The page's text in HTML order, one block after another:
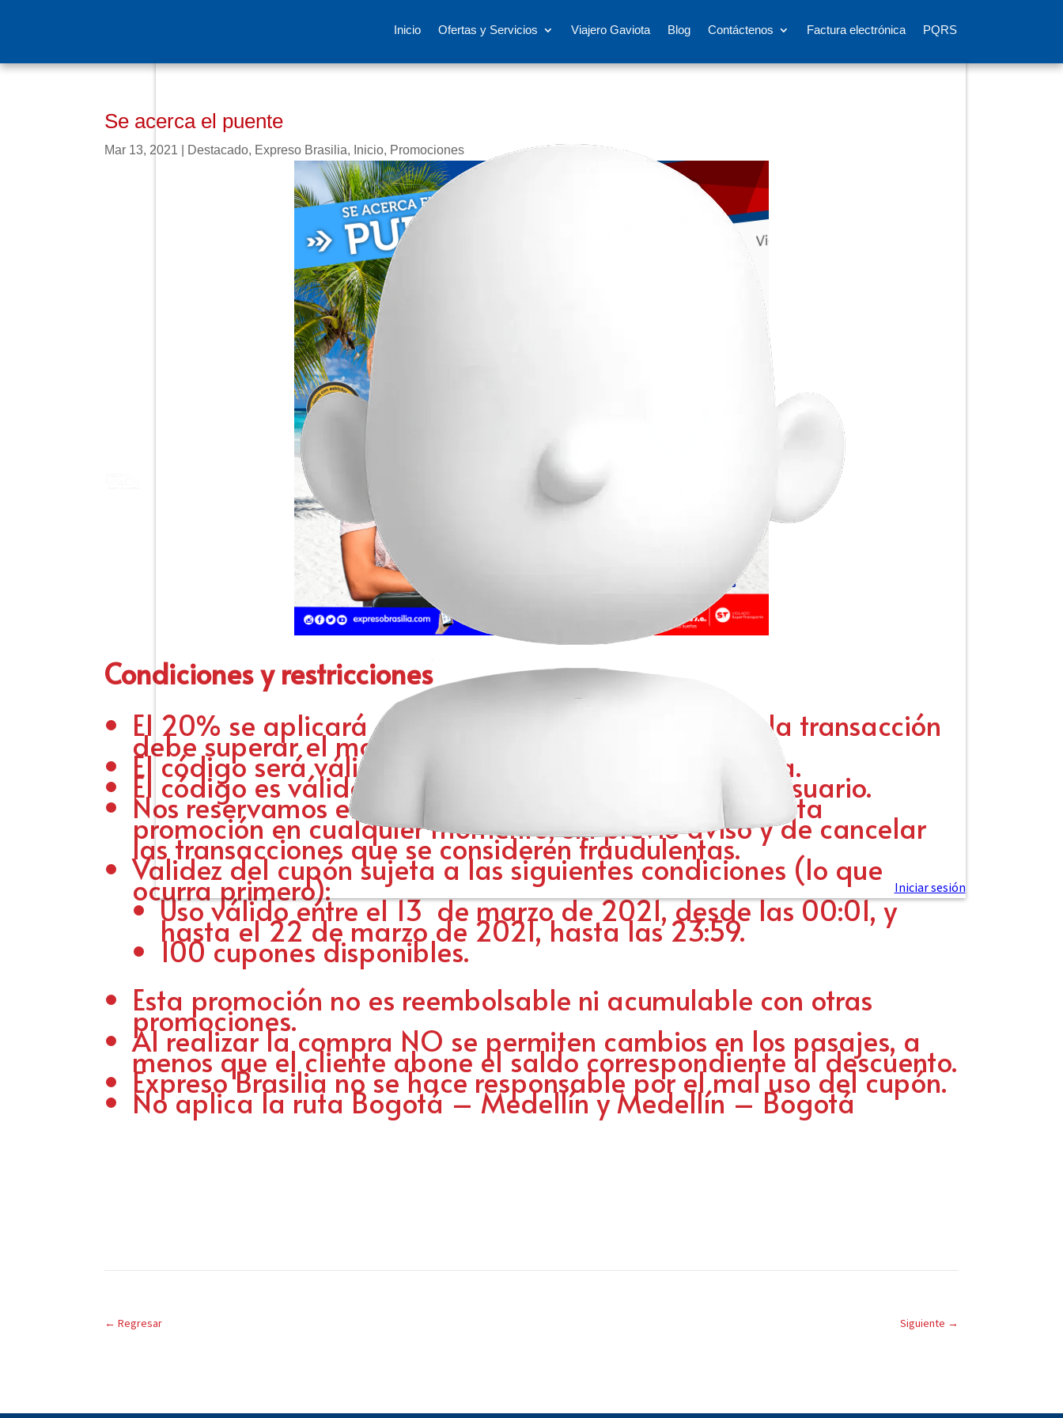
Inicio Ofertas y Servicios Viajero Gaviota Blog Contáctenos Factura electrónica PQRS
Se acerca el puente
Mar 13, 2021 Destacado, Expreso Brasilia, Inicio, Promociones
Condiciones y restricciones
El 20% se aplicará al valor total de la transacción, la transacción
debe superar el monto de $20.000
El código será válido sólo si la transacción es efectiva.
El código es válido para un único uso por persona / usuario.
Nos reservamos el derecho a suspender o cancelar esta
promoción en cualquier momento, sin previo aviso y de cancelar
las transacciones que se consideren fraudulentas.
Validez del cupón sujeta a las siguientes condiciones (lo que
ocurra primero):
Uso válido entre el 13 de marzo de 2021, desde las 00:01, y
hasta el 22 de marzo de 2021, hasta las 23:59.
100 cupones disponibles.
Esta promoción no es reembolsable ni acumulable con otras
promociones.
Al realizar la compra NO se permiten cambios en los pasajes, a
menos que el cliente abone el saldo correspondiente al descuento.
Expreso Brasilia no se hace responsable por el mal uso del cupón.
No aplica la ruta Bogotá – Medellín y Medellín – Bogotá
← Regresar Siguiente →